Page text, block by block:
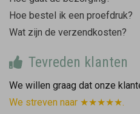
Hoe bestel ik een proefdruk?
Wat zijn de verzendkosten?
Tevreden klanten
We willen graag dat onze
We streven naar ★★★★★.